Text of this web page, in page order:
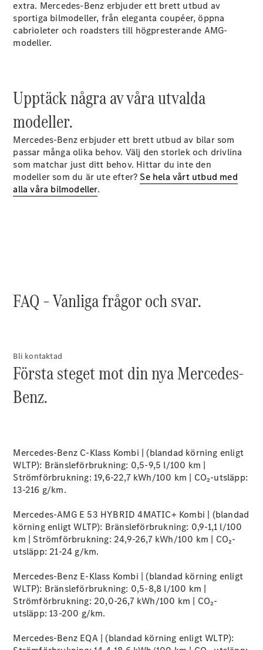
Halvkombi
Konfigurator
Coupé
Alla Coupé
CLE Coupé
Mercedes-
AMG GT
4-Dörrars
Elektrisk
Konfigurator
Mercedes-
Benz Online
Store
Cabriolet / Roadster
Alla
Cabriolet /
Roadster
Cabriolet
Mercedes-
AMG SL
Roadster
Maybach SL
extra. Mercedes-Benz erbjuder ett brett utbud av
sportiga bilmodeller, från eleganta coupéer, öppna
cabrioleter och roadsters till högpresterande AMG-
modeller.
Upptäck några av våra utvalda
modeller.
Mercedes-Benz erbjuder ett brett utbud av bilar som
passar många olika behov. Välj den storlek och drivlina
som matchar just ditt behov. Hittar du inte den
modeller som du är ute efter?Se hela vårt utbud med
alla våra bilmodeller.
FAQ – Vanliga frågor och svar.
Bli kontaktad
Första steget mot din nya Mercedes-
Benz.
Mercedes-Benz C-Klass Kombi | (blandad körning enligt
WLTP): Bränsleförbrukning: 0,5-9,5 l/100 km |
Strömförbrukning: 19,6-22,7 kWh/100 km | CO₂-utsläpp:
13-216 g/km.
Mercedes-AMG E 53 HYBRID 4MATIC+ Kombi | (blandad
körning enligt WLTP): Bränsleförbrukning: 0,9-1,1 l/100
km | Strömförbrukning: 24,9-26,7 kWh/100 km | CO₂-
utsläpp: 21-24 g/km.
Mercedes-Benz E-Klass Kombi | (blandad körning enligt
WLTP): Bränsleförbrukning: 0,5-8,8 l/100 km |
Strömförbrukning: 20,0-26,7 kWh/100 km | CO₂-
utsläpp: 13-200 g/km.
Mercedes-Benz EQA | (blandad körning enligt WLTP):